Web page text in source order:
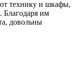
технику и шкафы,
Благодаря им
довольны